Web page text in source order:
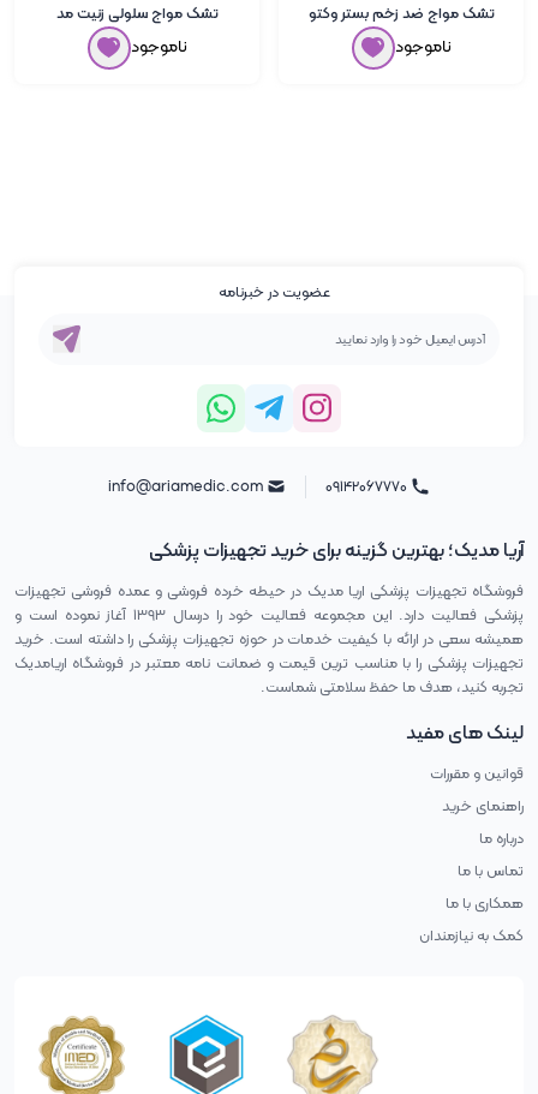
تشک مواج ضد زخم بستر وکتو
ناموجود
تشک مواج سلولی زنیت مد
ناموجود
عضویت در خبرنامه
آریا مدیک؛ بهترین گزینه برای خرید تجهیزات پزشکی
فروشگاه تجهیزات پزشکی اریا مدیک در حیطه خرده فروشی و عمده فروشی تجهیزات
پزشکی فعالیت دارد. این مجموعه فعالیت خود را درسال ۱۳۹۳ آغاز نموده است و
همیشه سعی در ارائه با کیفیت خدمات در حوزه تجهیزات پزشکی را داشته است. خرید
تجهیزات پزشکی را با مناسب ترین قیمت و ضمانت نامه معتبر در فروشگاه اریامدیک
تجربه کنید، هدف ما حفظ سلامتی شماست.
لینک های مفید
قوانین و مقررات
راهنمای خرید
درباره ما
تماس با ما
همکاری با ما
کمک به نیازمندان